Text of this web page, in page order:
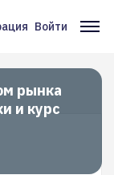
Войти
рынка
и курс